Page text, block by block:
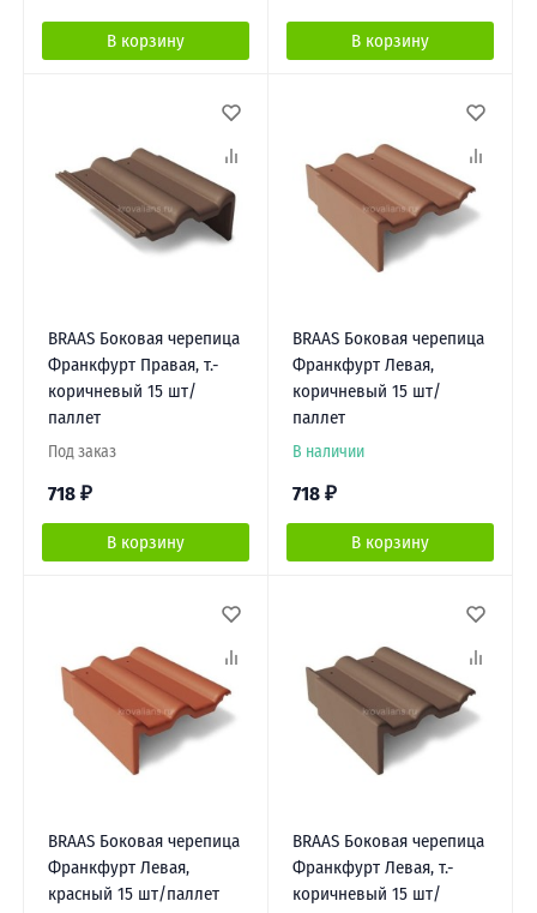
В корзину В корзину
BRAAS Боковая черепица
Франкфурт Правая, т.-
коричневый 15 шт/
паллет
Под заказ
718 ₽
В корзину
BRAAS Боковая черепица
Франкфурт Левая,
коричневый 15 шт/
паллет
В наличии
718 ₽
В корзину
BRAAS Боковая черепица
Франкфурт Левая,
красный 15 шт/паллет
BRAAS Боковая черепица
Франкфурт Левая, т.-
коричневый 15 шт/